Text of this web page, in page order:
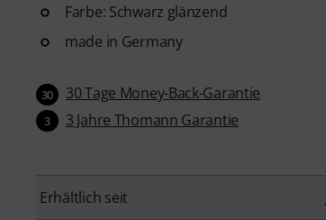
Farbe: Schwarz glänzend
made in Germany
30 30 Tage Money-Back-Garantie
3 3 Jahre Thomann Garantie
Erhältlich seit